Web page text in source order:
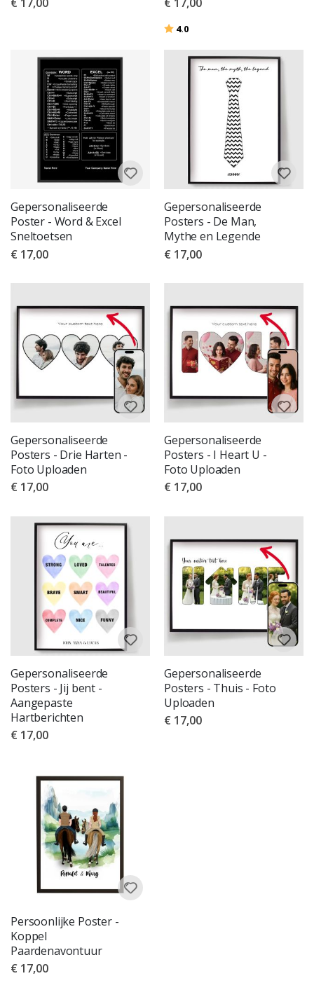
Beoordeling:
4.0
Gepersonaliseerde
Poster - Word & Excel
Sneltoetsen
€ 17,00
Gepersonaliseerde
Posters - De Man,
Mythe en Legende
€ 17,00
Gepersonaliseerde
Posters - Drie Harten -
Foto Uploaden
€ 17,00
Gepersonaliseerde
Posters - I Heart U -
Foto Uploaden
€ 17,00
Gepersonaliseerde
Posters - Jij bent -
Aangepaste
Hartberichten
€ 17,00
Gepersonaliseerde
Posters - Thuis - Foto
Uploaden
€ 17,00
Persoonlijke Poster -
Koppel
Paardenavontuur
€ 17,00